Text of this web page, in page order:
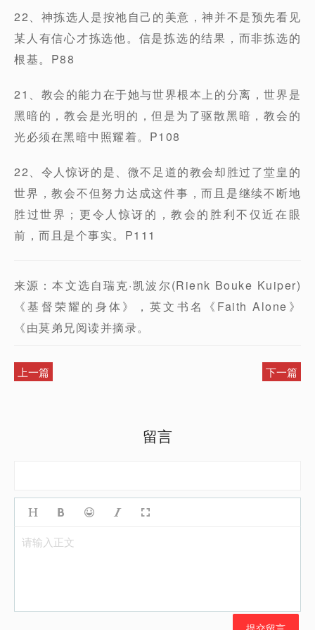
22、神拣选人是按祂自己的美意，神并不是预先看见
某人有信心才拣选他。信是拣选的结果，而非拣选的
根基。P88
21、教会的能力在于她与世界根本上的分离，世界是
黑暗的，教会是光明的，但是为了驱散黑暗，教会的
光必须在黑暗中照耀着。P108
22、令人惊讶的是、微不足道的教会却胜过了堂皇的
世界，教会不但努力达成这件事，而且是继续不断地
胜过世界；更令人惊讶的，教会的胜利不仅近在眼
前，而且是个事实。P111
来源：本文选自瑞克·凯波尔(Rienk Bouke Kuiper)
《基督荣耀的身体》，英文书名《Faith Alone》
《由莫弟兄阅读并摘录。
上一篇 下一篇
留言
请输入正文